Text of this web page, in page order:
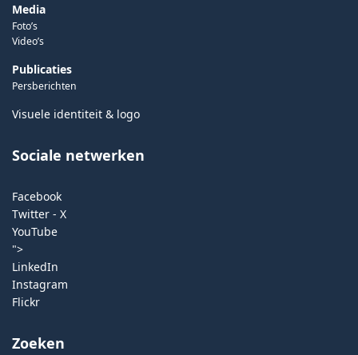
Media
Foto’s
Video’s
Publicaties
Persberichten
Visuele identiteit & logo
Sociale netwerken
Facebook
Twitter - X
YouTube
">
LinkedIn
Instagram
Flickr
Zoeken